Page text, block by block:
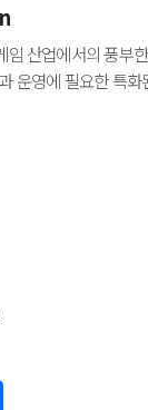
산업에서의 풍부
운영에 필요한 특